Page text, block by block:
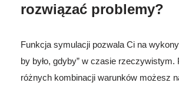
rozwiązać problemy?
Funkcja symulacji pozwala Ci na
by było, gdyby” w czasie rzeczywistym.
różnych kombinacji warunków możesz